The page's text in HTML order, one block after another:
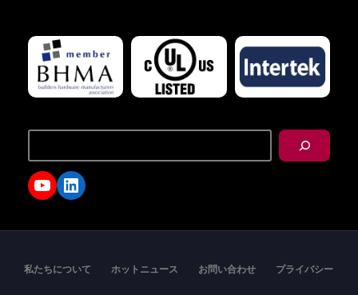
YouTube
LinkedIn
私たちについて ホットニュース お問い合わせ プライバシー